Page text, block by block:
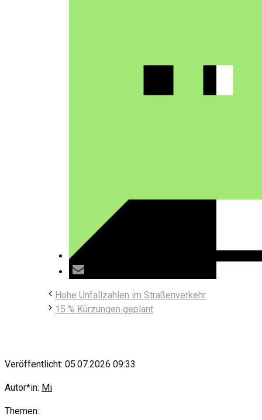
Hohe Unfallzahlen im Straßenverkehr
15 % Kürzungen geplant
Veröffentlicht: 05.07.2026 09:33
Autor*in: Mi
Themen: